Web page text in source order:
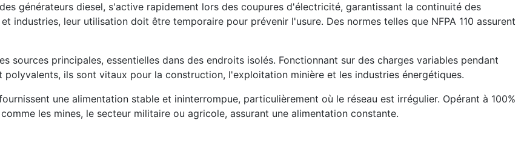
générateurs diesel, s'active rapidement lors des coupures d'électricité, garantissant la continuité des
industries, leur utilisation doit être temporaire pour prévenir l'usure. Des normes telles que NFPA 110 assurent
sources principales, essentielles dans des endroits isolés. Fonctionnant sur des charges variables pendant
ils sont vitaux pour la construction, l'exploitation minière et les industries énergétiques.
une alimentation stable et ininterrompue, particulièrement où le réseau est irrégulier. Opérant à 100%
les mines, le secteur militaire ou agricole, assurant une alimentation constante.